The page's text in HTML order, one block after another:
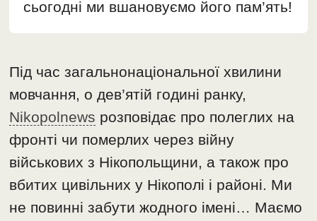
сьогодні ми вшановуємо його пам’ять!
Під час загальнонаціональної хвилини
мовчання, о дев’ятій годині ранку,
Nikopolnews розповідає про полеглих на
фронті чи померлих через війну
військових з Нікопольщини, а також про
вбитих цивільних у Нікополі і районі. Ми
не повинні забути жодного імені… Маємо